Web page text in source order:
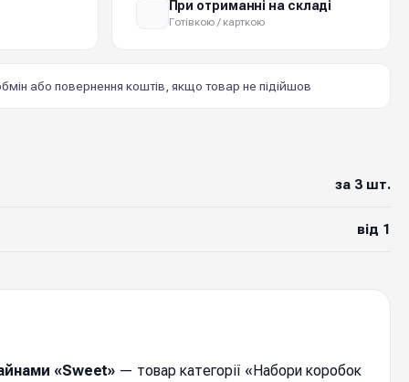
При отриманні на складі
Готівкою / карткою
або повернення коштів, якщо товар не підійшов
за 3 шт.
від 1
«Sweet» — товар категорії «Набори коробок